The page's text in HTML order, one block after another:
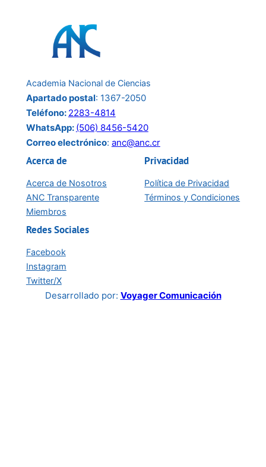
del
24
junio:
Academia Nacional de Ciencias
Apartado postal: 1367-2050
Teléfono: 2283-4814
WhatsApp: (506) 8456-5420
Correo electrónico: anc@anc.cr
Acerca de
Acerca de Nosotros
ANC Transparente
Miembros
Privacidad
Política de Privacidad
Términos y Condiciones
Redes Sociales
Facebook
Instagram
Twitter/X
Desarrollado por: Voyager Comunicación